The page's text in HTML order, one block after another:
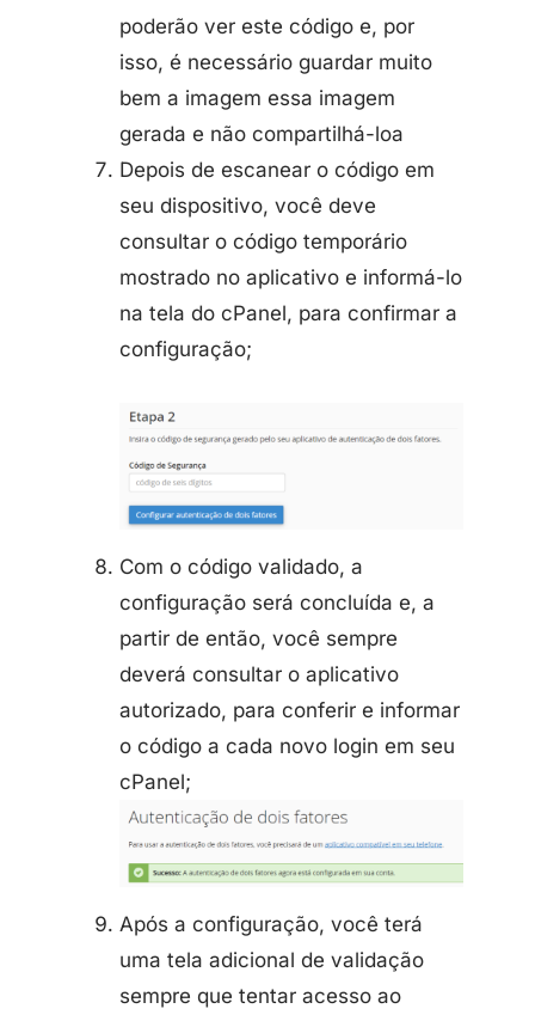
poderão ver este código e, por
isso, é necessário guardar muito
bem a imagem essa imagem
gerada e não compartilhá-loa
Depois de escanear o código em
seu dispositivo, você deve
consultar o código temporário
mostrado no aplicativo e informá-lo
na tela do cPanel, para confirmar a
configuração;
Com o código validado, a
configuração será concluída e, a
partir de então, você sempre
deverá consultar o aplicativo
autorizado, para conferir e informar
o código a cada novo login em seu
cPanel;
Após a configuração, você terá
uma tela adicional de validação
sempre que tentar acesso ao